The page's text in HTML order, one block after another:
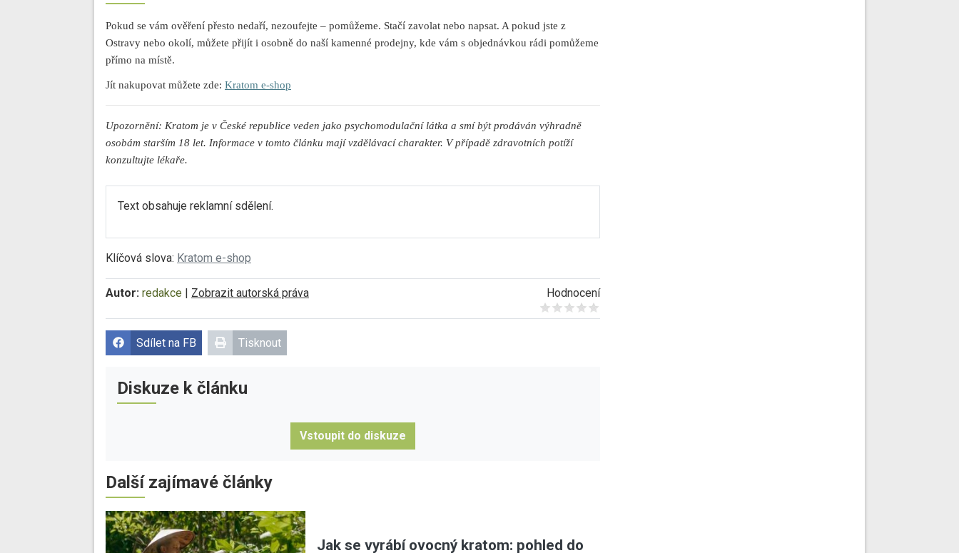
Pokud se vám ověření přesto nedaří, nezoufejte – pomůžeme. Stačí zavolat nebo napsat. A pokud jste z
Ostravy nebo okolí, můžete přijít i osobně do naší kamenné prodejny, kde vám s objednávkou rádi pomůžeme
přímo na místě.
Jít nakupovat můžete zde: Kratom e-shop
Upozornění: Kratom je v České republice veden jako psychomodulační látka a smí být prodáván výhradně
osobám starším 18 let. Informace v tomto článku mají vzdělávací charakter. V případě zdravotních potíží
konzultujte lékaře.
Text obsahuje reklamní sdělení.
Klíčová slova: Kratom e-shop
Autor: redakce Zobrazit autorská práva
Hodnocení
Give it 1/5
Give it 2/5
Give it 3/5
Give it 4/5
Give it 5/5
Sdílet na FB Tisknout
Diskuze k článku
Vstoupit do diskuze
Další zajímavé články
Jak se vyrábí ovocný kratom: pohled do